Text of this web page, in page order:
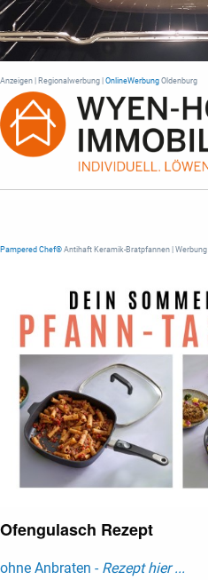
Anzeigen | Regionalwerbung | OnlineWerbung Oldenburg
Pampered Chef® Antihaft Keramik-Bratpfannen | Werbung
Ofengulasch Rezept
ohne Anbraten - Rezept hier ...